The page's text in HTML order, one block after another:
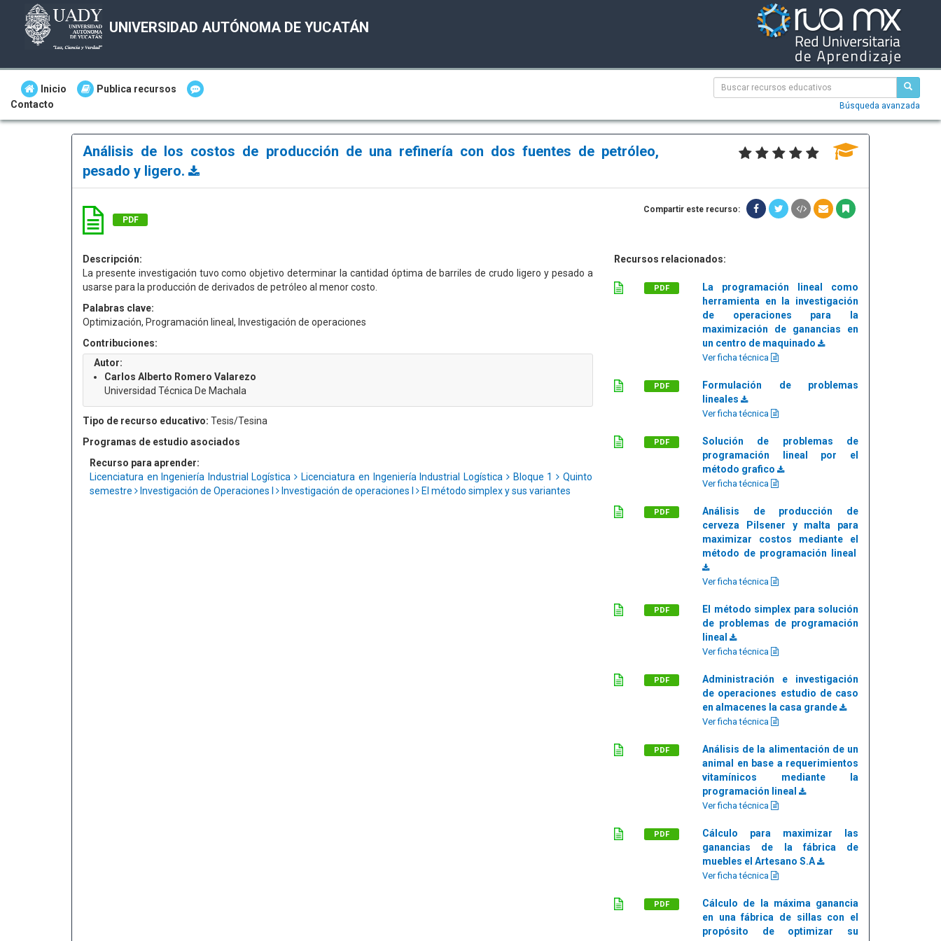
UNIVERSIDAD AUTÓNOMA DE YUCATÁN
Inicio
Publica recursos
Contacto
Búsqueda avanzada
Análisis de los costos de producción de una refinería con dos fuentes de petróleo,
pesado y ligero.
PDF
Compartir este recurso:
Descripción:
La presente investigación tuvo como objetivo determinar la cantidad óptima de barriles de crudo ligero y pesado a
usarse para la producción de derivados de petróleo al menor costo.
Palabras clave:
Optimización, Programación lineal, Investigación de operaciones
Contribuciones:
Autor:
Carlos Alberto Romero Valarezo
Universidad Técnica De Machala
Tipo de recurso educativo: Tesis/Tesina
Programas de estudio asociados
Recurso para aprender:
Licenciatura en Ingeniería Industrial Logística
Licenciatura en Ingeniería Industrial Logística Bloque 1
Quinto
semestre
Investigación de Operaciones I Investigación de operaciones I El método simplex y sus variantes
Recursos relacionados:
PDF
La programación lineal como
herramienta en la investigación
de operaciones para la
maximización de ganancias en
un centro de maquinado
Ver ficha técnica
PDF
Formulación de problemas
lineales
Ver ficha técnica
PDF
Solución de problemas de
programación lineal por el
método grafico
Ver ficha técnica
PDF
Análisis de producción de
cerveza Pilsener y malta para
maximizar costos mediante el
método de programación lineal
Ver ficha técnica
PDF
El método simplex para solución
de problemas de programación
lineal
Ver ficha técnica
PDF
Administración e investigación
de operaciones estudio de caso
en almacenes la casa grande
Ver ficha técnica
PDF
Análisis de la alimentación de un
animal en base a requerimientos
vitamínicos mediante la
programación lineal
Ver ficha técnica
PDF
Cálculo para maximizar las
ganancias de la fábrica de
muebles el Artesano S.A
Ver ficha técnica
PDF
Cálculo de la máxima ganancia
en una fábrica de sillas con el
propósito de optimizar su